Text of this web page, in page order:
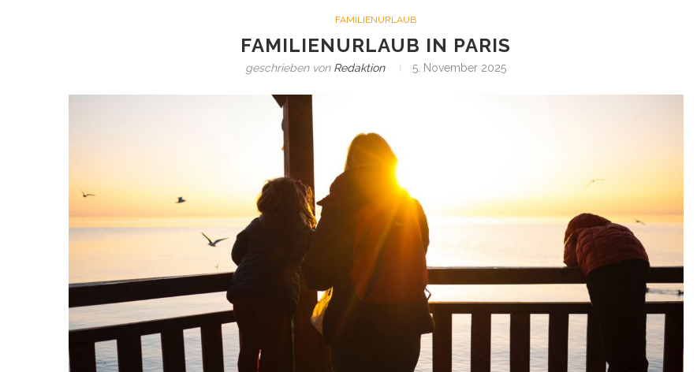
FAMILIENURLAUB
FAMILIENURLAUB IN PARIS
geschrieben von Redaktion 5. November 2025